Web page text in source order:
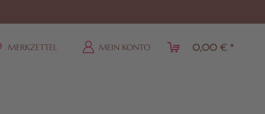
MERKZETTEL MEIN KONTO 0,00 € *